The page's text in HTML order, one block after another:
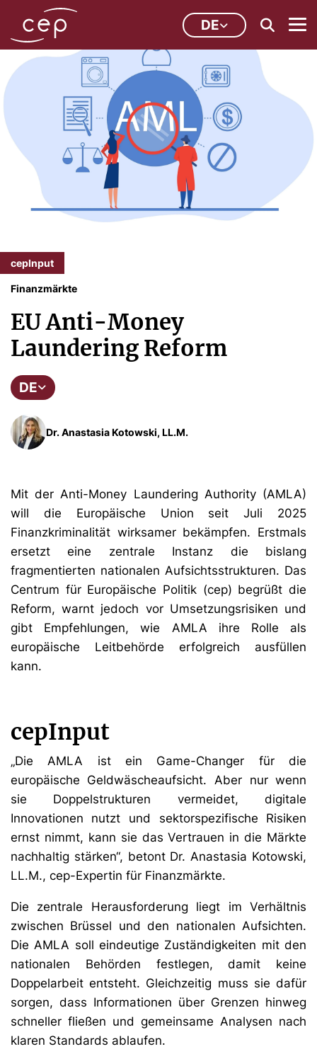
DE
cepInput
Finanzmärkte
EU Anti-Money
Laundering Reform
DE
Dr. Anastasia Kotowski, LL.M.
Mit der Anti-Money Laundering Authority (AMLA)
will die Europäische Union seit Juli 2025
Finanzkriminalität wirksamer bekämpfen. Erstmals
ersetzt eine zentrale Instanz die bislang
fragmentierten nationalen Aufsichtsstrukturen. Das
Centrum für Europäische Politik (cep) begrüßt die
Reform, warnt jedoch vor Umsetzungsrisiken und
gibt Empfehlungen, wie AMLA ihre Rolle als
europäische Leitbehörde erfolgreich ausfüllen
kann.
cepInput
„Die AMLA ist ein Game-Changer für die
europäische Geldwäscheaufsicht. Aber nur wenn
sie Doppelstrukturen vermeidet, digitale
Innovationen nutzt und sektorspezifische Risiken
ernst nimmt, kann sie das Vertrauen in die Märkte
nachhaltig stärken“, betont Dr. Anastasia Kotowski,
LL.M., cep-Expertin für Finanzmärkte.
Die zentrale Herausforderung liegt im Verhältnis
zwischen Brüssel und den nationalen Aufsichten.
Die AMLA soll eindeutige Zuständigkeiten mit den
nationalen Behörden festlegen, damit keine
Doppelarbeit entsteht. Gleichzeitig muss sie dafür
sorgen, dass Informationen über Grenzen hinweg
schneller fließen und gemeinsame Analysen nach
klaren Standards ablaufen.